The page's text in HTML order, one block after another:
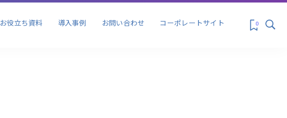
お役立ち資料 導入事例 お問い合わせ コーポレートサイト 0
セールス&プロモーシ
ョン
マーケティング